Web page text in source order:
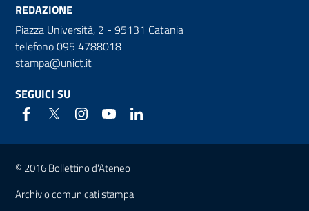
REDAZIONE
Piazza Università, 2 - 95131 Catania
telefono 095 4788018
stampa@unict.it
SEGUICI SU
Link e informazioni utili
© 2016 Bollettino d'Ateneo
Archivio comunicati stampa